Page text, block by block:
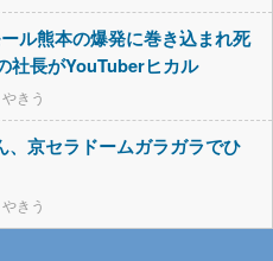
ール熊本の爆発に巻き込まれ死
社長がYouTuberヒカル
やきう
、京セラドームガラガラでひ
やきう